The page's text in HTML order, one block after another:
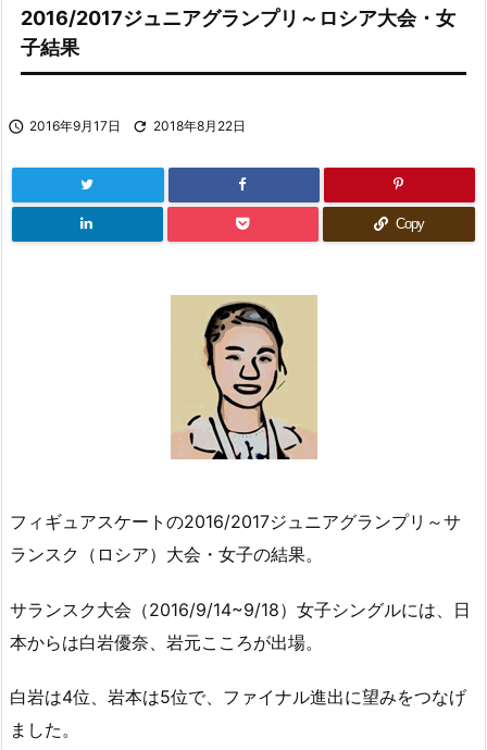
2016/2017ジュニアグランプリ～ロシア大会・女
子結果
 2016年9月17日  2018年8月22日
Copy
フィギュアスケートの2016/2017ジュニアグランプリ～サ
ランスク（ロシア）大会・女子の結果。
サランスク大会（2016/9/14~9/18）女子シングルには、日
本からは白岩優奈、岩元こころが出場。
白岩は4位、岩本は5位で、ファイナル進出に望みをつなげ
ました。